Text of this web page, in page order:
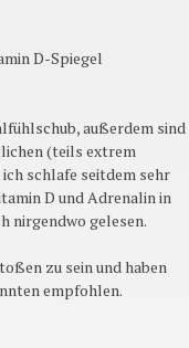
D-Spiegel
außerdem sind
(teils extrem
schlafe seitdem sehr
D und Adrenalin in
nirgendwo gelesen.
zu sein und haben
empfohlen.